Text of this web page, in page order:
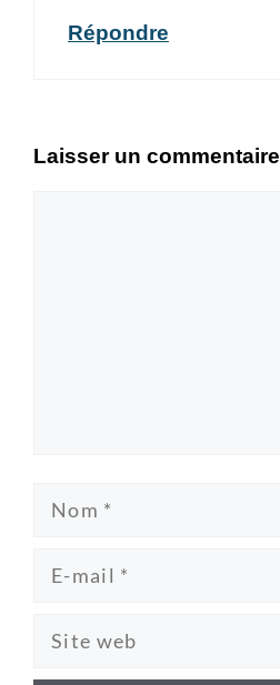
Répondre
Laisser un commentaire